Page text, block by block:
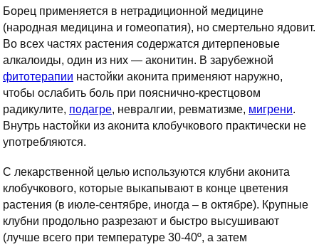
Борец применяется в нетрадиционной медицине
(народная медицина и гомеопатия), но смертельно ядовит.
Во всех частях растения содержатся дитерпеновые
алкалоиды, один из них — аконитин. В зарубежной
фитотерапии настойки аконита применяют наружно,
чтобы ослабить боль при пояснично-крестцовом
радикулите, подагре, невралгии, ревматизме, мигрени.
Внутрь настойки из аконита клобучкового практически не
употребляются.
С лекарственной целью используются клубни аконита
клобучкового, которые выкапывают в конце цветения
растения (в июле-сентябре, иногда – в октябре). Крупные
клубни продольно разрезают и быстро высушивают
(лучше всего при температуре 30-40º, а затем